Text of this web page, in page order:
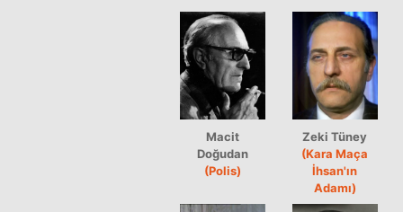
Macit
Doğudan
(Polis)
Zeki Tüney
(Kara Maça
İhsan'ın
Adamı)